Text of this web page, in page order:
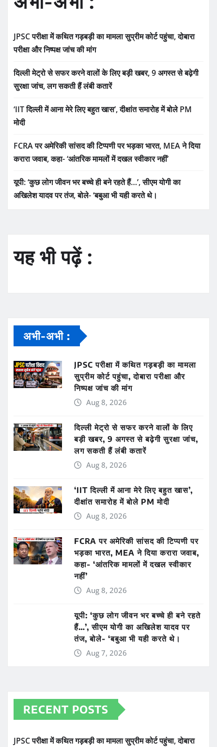
JPSC परीक्षा में कथित गड़बड़ी का मामला सुप्रीम कोर्ट पहुंचा, दोबारा
परीक्षा और निष्पक्ष जांच की मांग
दिल्ली मेट्रो से सफर करने वालों के लिए बड़ी खबर, 9 अगस्त से बढ़ेगी
सुरक्षा जांच, लग सकती हैं लंबी कतारें
‘IIT दिल्ली में आना मेरे लिए बहुत खास’, दीक्षांत समारोह में बोले PM
मोदी
FCRA पर अमेरिकी सांसद की टिप्पणी पर भड़का भारत, MEA ने दिया
करारा जवाब, कहा- ‘आंतरिक मामलों में दखल स्वीकार नहीं’
यूपी: ‘कुछ लोग जीवन भर बच्चे ही बने रहते हैं…’, सीएम योगी का
अखिलेश यादव पर तंज, बोले- ‘बबुआ भी यही करते थे।
यह भी पढ़ें :
अभी-अभी :
JPSC परीक्षा में कथित गड़बड़ी का मामला
सुप्रीम कोर्ट पहुंचा, दोबारा परीक्षा और
निष्पक्ष जांच की मांग
Aug 8, 2026
दिल्ली मेट्रो से सफर करने वालों के लिए
बड़ी खबर, 9 अगस्त से बढ़ेगी सुरक्षा जांच,
लग सकती हैं लंबी कतारें
Aug 8, 2026
‘IIT दिल्ली में आना मेरे लिए बहुत खास’,
दीक्षांत समारोह में बोले PM मोदी
Aug 8, 2026
FCRA पर अमेरिकी सांसद की टिप्पणी पर
भड़का भारत, MEA ने दिया करारा जवाब,
कहा- ‘आंतरिक मामलों में दखल स्वीकार
नहीं’
Aug 8, 2026
यूपी: ‘कुछ लोग जीवन भर बच्चे ही बने रहते
हैं…’, सीएम योगी का अखिलेश यादव पर
तंज, बोले- ‘बबुआ भी यही करते थे।
Aug 7, 2026
RECENT POSTS
JPSC परीक्षा में कथित गड़बड़ी का मामला सुप्रीम कोर्ट पहुंचा, दोबारा